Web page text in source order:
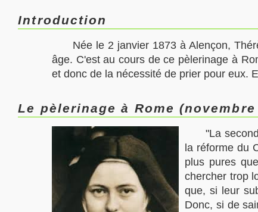
Introduction
Née le 2 janvier 1873 à Alençon,
âge. C'est au cours de ce pèlerinage à
et donc de la nécessité de prier pour eux.
Le pèlerinage à Rome (novembre
"La
la réforme du
plus pures
chercher trop
que, si leur
Donc, si de